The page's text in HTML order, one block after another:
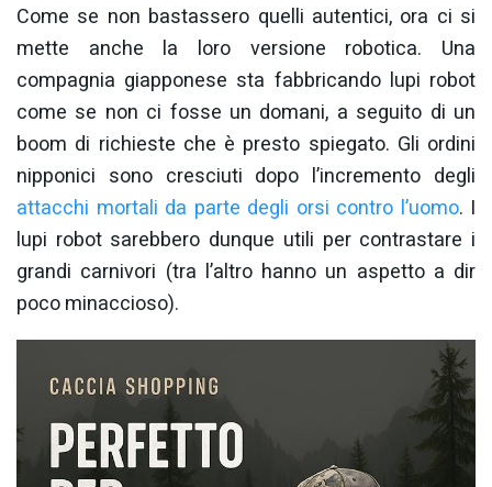
Come se non bastassero quelli autentici, ora ci si
mette anche la loro versione robotica. Una
compagnia giapponese sta fabbricando lupi robot
come se non ci fosse un domani, a seguito di un
boom di richieste che è presto spiegato. Gli ordini
nipponici sono cresciuti dopo l’incremento degli
attacchi mortali da parte degli orsi contro l’uomo. I
lupi robot sarebbero dunque utili per contrastare i
grandi carnivori (tra l’altro hanno un aspetto a dir
poco minaccioso).